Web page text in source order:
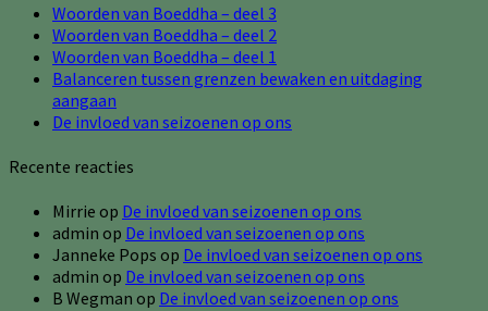
Woorden van Boeddha – deel 3
Woorden van Boeddha – deel 2
Woorden van Boeddha – deel 1
Balanceren tussen grenzen bewaken en uitdaging
aangaan
De invloed van seizoenen op ons
Recente reacties
Mirrie op De invloed van seizoenen op ons
admin op De invloed van seizoenen op ons
Janneke Pops op De invloed van seizoenen op ons
admin op De invloed van seizoenen op ons
B Wegman op De invloed van seizoenen op ons